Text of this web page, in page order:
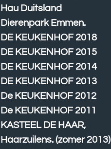
Hau Duitsland
Dierenpark Emmen.
DE KEUKENHOF 2018
DE KEUKENHOF 2015
DE KEUKENHOF 2014
DE KEUKENHOF 2013
De KEUKENHOF 2012
De KEUKENHOF 2011
KASTEEL DE HAAR,
Haarzuilens. (zomer 2013)